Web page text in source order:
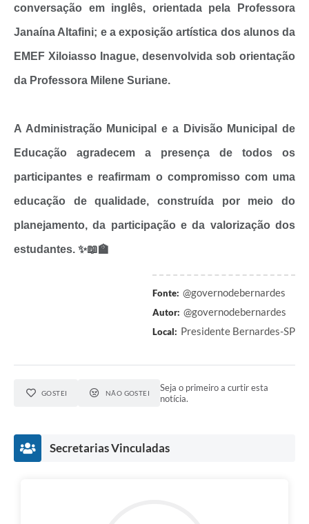
conversação em inglês, orientada pela Professora
Janaína Altafini; e a exposição artística dos alunos da
EMEF Xiloiasso Inague, desenvolvida sob orientação
da Professora Milene Suriane.
A Administração Municipal e a Divisão Municipal de
Educação agradecem a presença de todos os
participantes e reafirmam o compromisso com uma
educação de qualidade, construída por meio do
planejamento, da participação e da valorização dos
estudantes. ✨📖🏫
Fonte: @governodebernardes
Autor: @governodebernardes
Local: Presidente Bernardes-SP
GOSTEI NÃO GOSTEI
Seja o primeiro a curtir esta
notícia.
Secretarias Vinculadas